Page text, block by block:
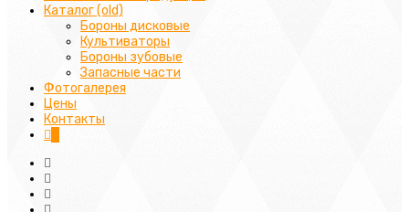
Каталог (old)
Бороны дисковые
Культиваторы
Бороны зубовые
Запасные части
Фотогалерея
Цены
Контакты